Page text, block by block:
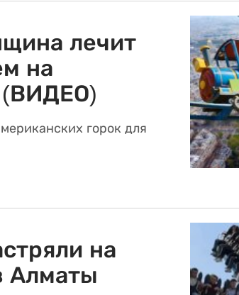
лечит
на
(ВИДЕО)
горок для
на
Алматы